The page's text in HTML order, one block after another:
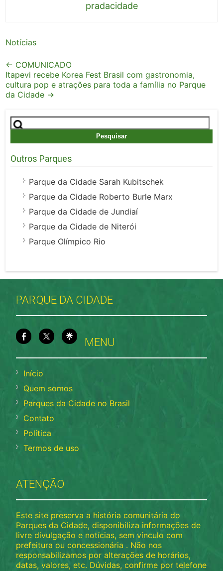
pradacidade
Notícias
Post
navigation
← COMUNICADO
Itapevi recebe Korea Fest Brasil com gastronomia,
cultura pop e atrações para toda a família no Parque
da Cidade →
Pesquisar
por:
Outros Parques
Parque da Cidade Sarah Kubitschek
Parque da Cidade Roberto Burle Marx
Parque da Cidade de Jundiaí
Parque da Cidade de Niterói
Parque Olímpico Rio
PARQUE DA CIDADE
MENU
Início
Quem somos
Parques da Cidade no Brasil
Contato
Política
Termos de uso
ATENÇÃO
Este site preserva a história comunitária do
Parques da Cidade, disponibiliza informações de
livre divulgação e notícias, sem vínculo com
prefeitura ou concessionária . Não nos
responsabilizamos por alterações de horários,
datas, valores, etc. Dúvidas, confirme por telefone